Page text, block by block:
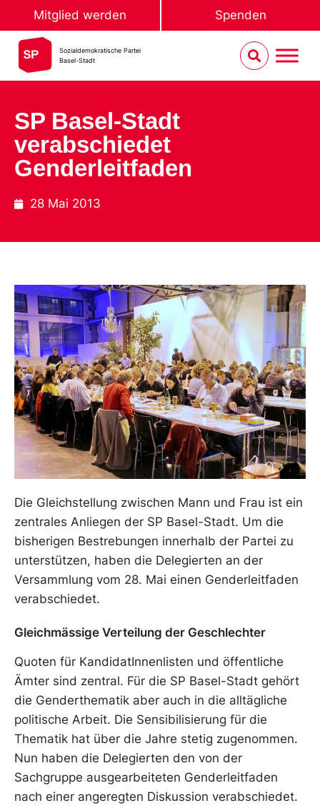
Mitglied werden Spenden
Sozialdemokratische Partei
Basel-Stadt
SP Basel-Stadt
verabschiedet
Genderleitfaden
28 Mai 2013
Die Gleichstellung zwischen Mann und Frau ist ein
zentrales Anliegen der SP Basel-Stadt. Um die
bisherigen Bestrebungen innerhalb der Partei zu
unterstützen, haben die Delegierten an der
Versammlung vom 28. Mai einen Genderleitfaden
verabschiedet.
Gleichmässige Verteilung der Geschlechter
Quoten für KandidatInnenlisten und öffentliche
Ämter sind zentral. Für die SP Basel-Stadt gehört
die Genderthematik aber auch in die alltägliche
politische Arbeit. Die Sensibilisierung für die
Thematik hat über die Jahre stetig zugenommen.
Nun haben die Delegierten den von der
Sachgruppe ausgearbeiteten Genderleitfaden
nach einer angeregten Diskussion verabschiedet.